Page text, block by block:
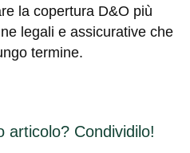
la copertura D&O più
legali e assicurative che
termine.
articolo? Condividilo!